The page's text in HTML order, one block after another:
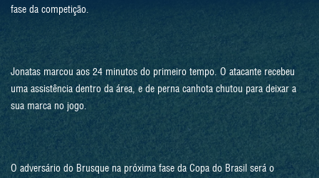
fase da competição.
Jonatas marcou aos 24 minutos do primeiro tempo. O atacante recebeu
uma assistência dentro da área, e de perna canhota chutou para deixar a
sua marca no jogo.
O adversário do Brusque na próxima fase da Copa do Brasil será o